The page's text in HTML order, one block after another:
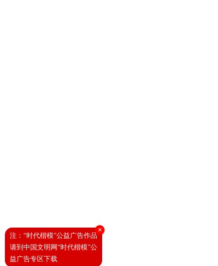
×
注：“时代楷模”公益广告作品
请到中国文明网“时代楷模”公
益广告专区下载